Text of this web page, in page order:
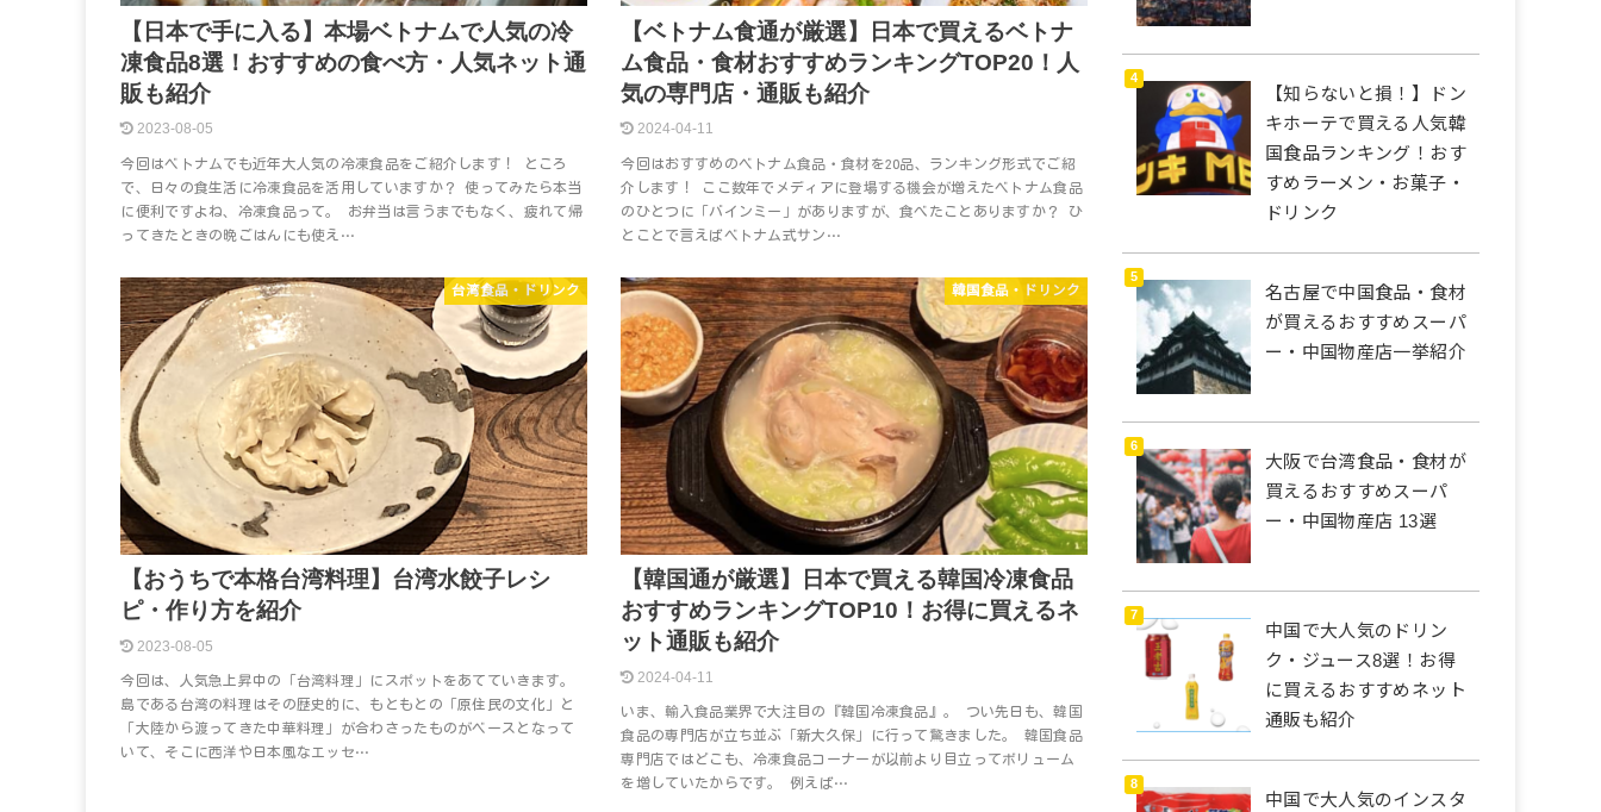
【日本で手に入る】本場ベトナムで人気の冷
凍食品8選！おすすめの食べ方・人気ネット通
販も紹介
2023-08-05
今回はベトナムでも近年大人気の冷凍食品をご紹介します！ ところ
で、日々の食生活に冷凍食品を活用していますか？ 使ってみたら本当
に便利ですよね、冷凍食品って。 お弁当は言うまでもなく、疲れて帰
ってきたときの晩ごはんにも使え…
【ベトナム食通が厳選】日本で買えるベトナ
ム食品・食材おすすめランキングTOP20！人
気の専門店・通販も紹介
2024-04-11
今回はおすすめのベトナム食品・食材を20品、ランキング形式でご紹
介します！ ここ数年でメディアに登場する機会が増えたベトナム食品
のひとつに「バインミー」がありますが、食べたことありますか？ ひ
とことで言えばベトナム式サン…
台湾食品・ドリンク
【おうちで本格台湾料理】台湾水餃子レシ
ピ・作り方を紹介
2023-08-05
今回は、人気急上昇中の「台湾料理」にスポットをあてていきます。
島である台湾の料理はその歴史的に、もともとの「原住民の文化」と
「大陸から渡ってきた中華料理」が合わさったものがベースとなって
いて、そこに西洋や日本風なエッセ…
韓国食品・ドリンク
【韓国通が厳選】日本で買える韓国冷凍食品
おすすめランキングTOP10！お得に買えるネ
ット通販も紹介
2024-04-11
いま、輸入食品業界で大注目の『韓国冷凍食品』。 つい先日も、韓国
食品の専門店が立ち並ぶ「新大久保」に行って驚きました。 韓国食品
専門店ではどこも、冷凍食品コーナーが以前より目立ってボリューム
を増していたからです。 例えば…
【知らないと損！】ドン
キホーテで買える人気韓
国食品ランキング！おす
すめラーメン・お菓子・
ドリンク
名古屋で中国食品・食材
が買えるおすすめスーパ
ー・中国物産店一挙紹介
大阪で台湾食品・食材が
買えるおすすめスーパ
ー・中国物産店 13選
中国で大人気のドリン
ク・ジュース8選！お得
に買えるおすすめネット
通販も紹介
中国で大人気のインスタ